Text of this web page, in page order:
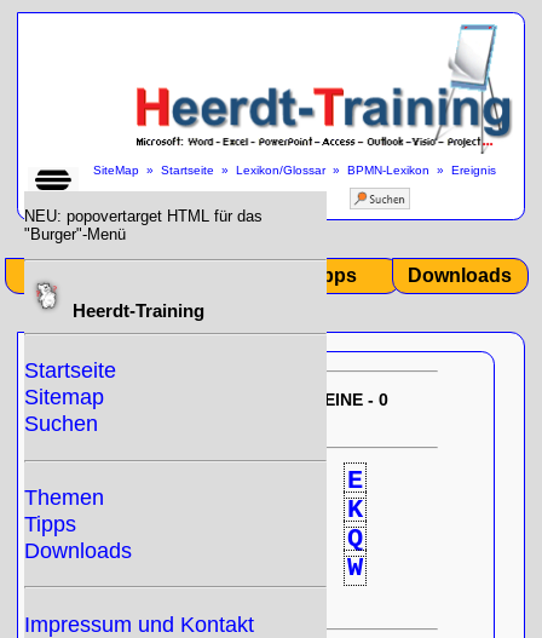
NEU: popovertarget HTML für das
"Burger"-Menü
Heerdt-Training
Startseite
Sitemap
Suchen
Themen
Tipps
Downloads
Impressum und Kontakt
SiteMap »Startseite »Lexikon/Glossar»BPMN-Lexikon »Ereignis
Tipps Downloads
EU-DSGVO:
KEINE - 0
- Null!
E
F
K
L
M
Q
R
S
W
X
Y Z